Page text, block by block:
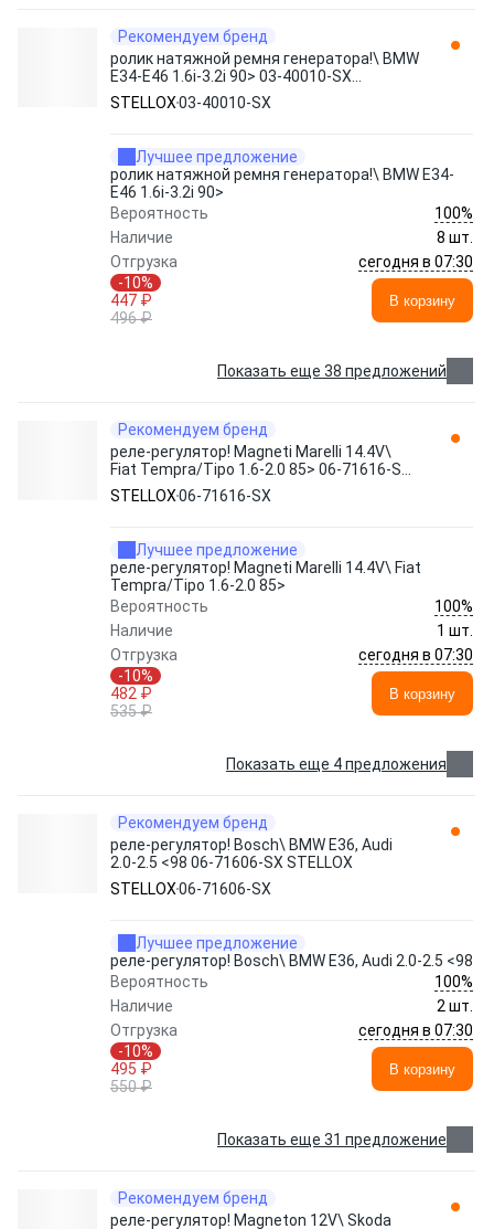
Рекомендуем бренд
ролик натяжной ремня генератора!\ BMW
E34-E46 1.6i-3.2i 90> 03-40010-SX
STELLOX
STELLOX03-40010-SX
Лучшее предложение
ролик натяжной ремня генератора!\ BMW E34-
E46 1.6i-3.2i 90>
Вероятность
100%
Наличие
8 шт.
Отгрузка
сегодня в 07:30
-10%
447 ₽
496 ₽
В корзину
Показать еще 38 предложений
Рекомендуем бренд
реле-регулятор! Magneti Marelli 14.4V\
Fiat Tempra/Tipo 1.6-2.0 85> 06-71616-SX
STELLOX
STELLOX06-71616-SX
Лучшее предложение
реле-регулятор! Magneti Marelli 14.4V\ Fiat
Tempra/Tipo 1.6-2.0 85>
Вероятность
100%
Наличие
1 шт.
Отгрузка
сегодня в 07:30
-10%
482 ₽
535 ₽
В корзину
Показать еще 4 предложения
Рекомендуем бренд
реле-регулятор! Bosch\ BMW E36, Audi
2.0-2.5 <98 06-71606-SX STELLOX
STELLOX06-71606-SX
Лучшее предложение
реле-регулятор! Bosch\ BMW E36, Audi 2.0-2.5 <98
Вероятность
100%
Наличие
2 шт.
Отгрузка
сегодня в 07:30
-10%
495 ₽
550 ₽
В корзину
Показать еще 31 предложение
Рекомендуем бренд
реле-регулятор! Magneton 12V\ Skoda